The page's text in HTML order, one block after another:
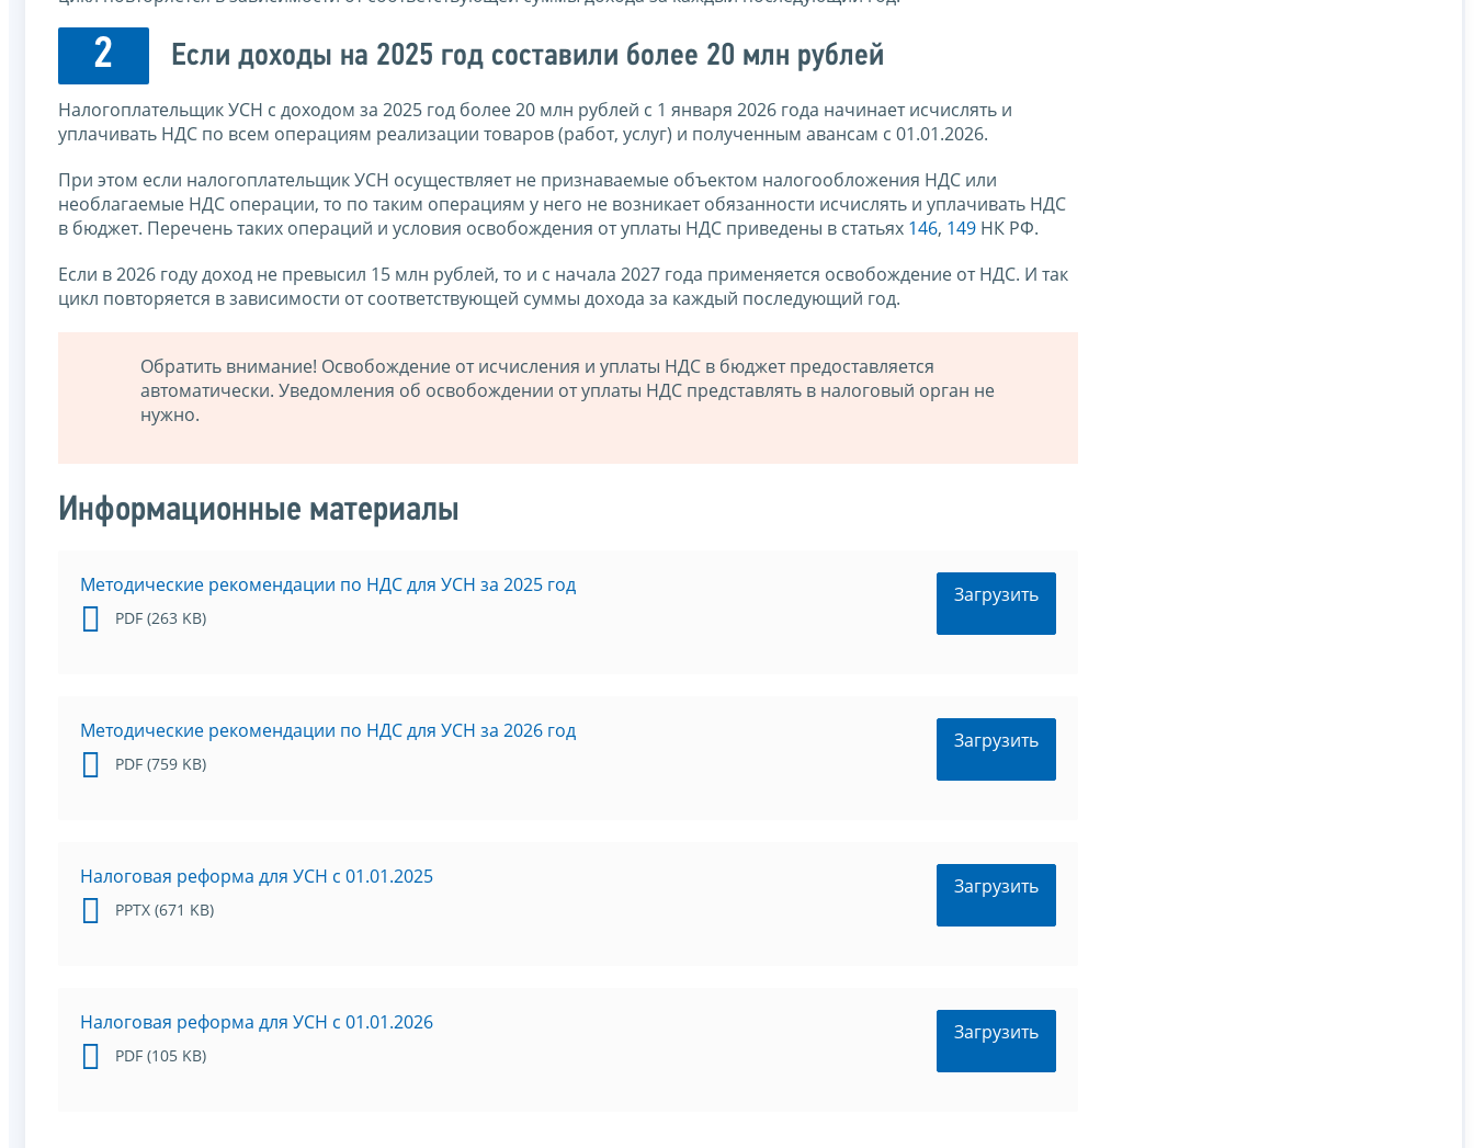
2 Если доходы на 2025 год составили более 20 млн рублей
Налогоплательщик УСН с доходом за 2025 год более 20 млн рублей с 1 января 2026 года начинает исчислять и
уплачивать НДС по всем операциям реализации товаров (работ, услуг) и полученным авансам с 01.01.2026.
При этом если налогоплательщик УСН осуществляет не признаваемые объектом налогообложения НДС или
необлагаемые НДС операции, то по таким операциям у него не возникает обязанности исчислять и уплачивать НДС
в бюджет. Перечень таких операций и ус­ловия освобождения от уплаты НДС приведены в статьях 146, 149 НК РФ.
Если в 2026 году доход не превысил 15 млн рублей, то и с начала 2027 года применяется освобождение от НДС. И так
цикл повторяется в зависимости от соответствующей суммы дохода за каждый последующий год.
Обратить внимание! Освобождение от исчисления и уплаты НДС в бюджет предоставляется
автоматически. Уведомления об освобождении от уплаты НДС представлять в налоговый орган не
нужно.
Информационные материалы
Методические рекомендации по НДС для УСН за 2025 год
PDF (263 KB)
Загрузить
Методические рекомендации по НДС для УСН за 2026 год
PDF (759 KB)
Загрузить
Налоговая реформа для УСН с 01.01.2025
PPTX (671 KB)
Загрузить
Налоговая реформа для УСН с 01.01.2026
PDF (105 KB)
Загрузить